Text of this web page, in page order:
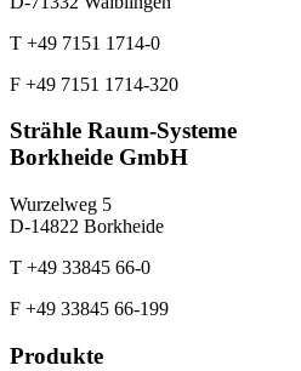
T +49 7151 1714-0
F +49 7151 1714-320
Strähle Raum-Systeme
Borkheide GmbH
Wurzelweg 5
D-14822 Borkheide
T +49 33845 66-0
F +49 33845 66-199
Produkte